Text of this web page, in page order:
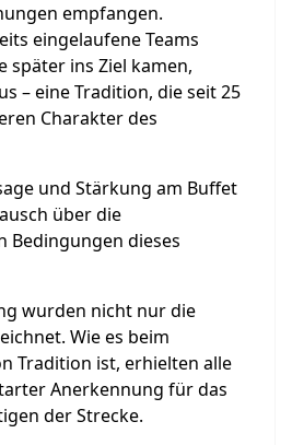
empfangen.
eingelaufene Teams
später ins Ziel kamen,
– eine Tradition, die seit 25
Charakter des
und Stärkung am Buffet
über die
Bedingungen dieses
wurden nicht nur die
Wie es beim
Tradition ist, erhielten alle
Anerkennung für das
der Strecke.